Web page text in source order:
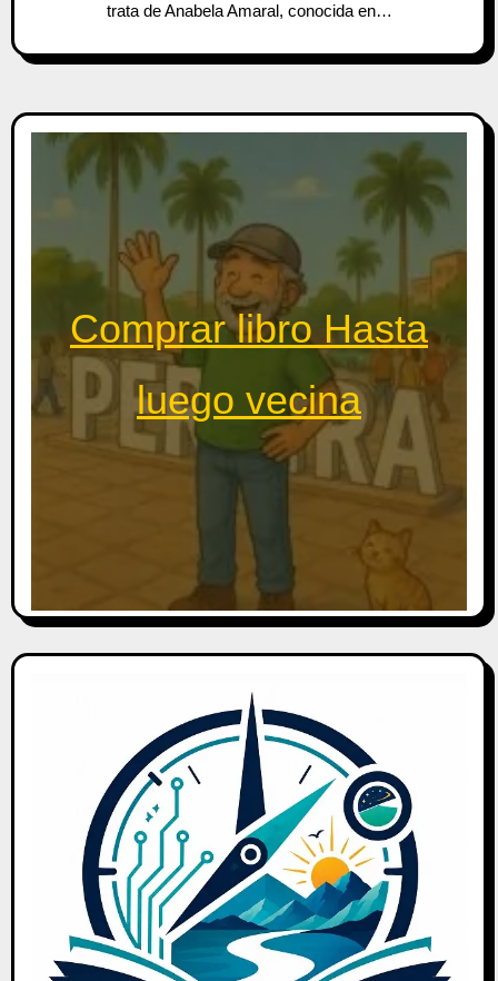
trata de Anabela Amaral, conocida en…
Comprar libro Hasta
luego vecina